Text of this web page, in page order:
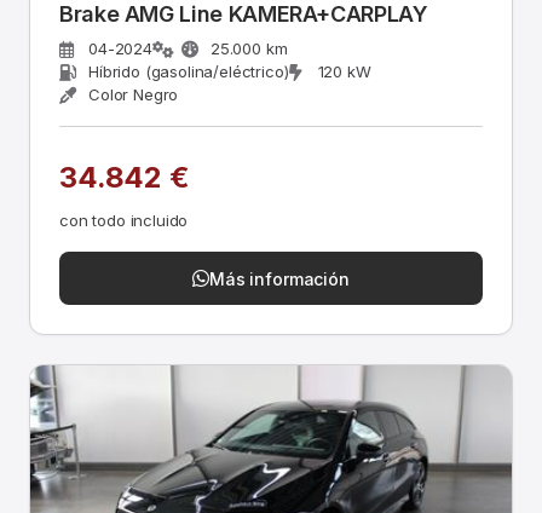
Brake AMG Line KAMERA+CARPLAY
04-2024
25.000 km
Híbrido (gasolina/eléctrico)
120 kW
Color Negro
34.842 €
con todo incluido
Más información